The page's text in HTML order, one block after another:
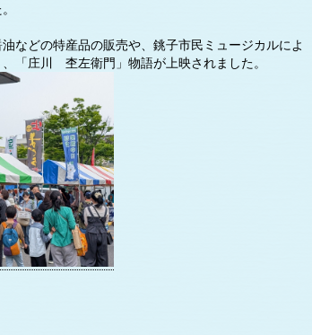
などの特産品の販売や、銚子市民ミュージカルによ
「庄川 杢左衛門」物語が上映されました。